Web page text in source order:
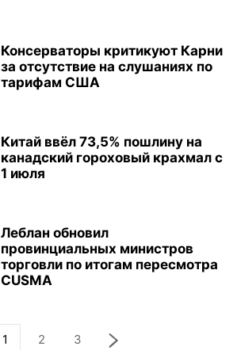
Консерваторы критикуют Карни
за отсутствие на слушаниях по
тарифам США
Китай ввёл 73,5% пошлину на
канадский гороховый крахмал с
1 июля
Леблан обновил
провинциальных министров
торговли по итогам пересмотра
CUSMA
1 2 3